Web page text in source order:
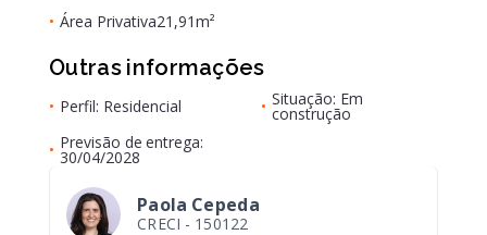
• Área Privativa21,91m²
Outras informações
• Perfil: Residencial • Situação: Em
construção
• Previsão de entrega:
30/04/2028
Paola Cepeda
CRECI - 150122